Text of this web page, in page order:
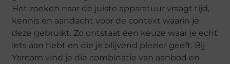
Het zoeken naar de juiste apparatuur vraagt tijd,
kennis en aandacht voor de context waarin je
deze gebruikt. Zo ontstaat een keuze waar je echt
iets aan hebt en die je blijvend plezier geeft. Bij
Yorcom vind je die combinatie van aanbod en